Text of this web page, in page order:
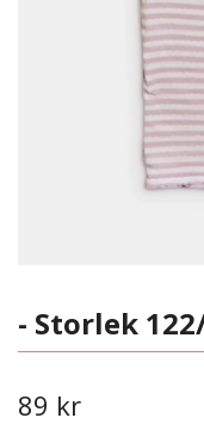
- Storlek
89 kr